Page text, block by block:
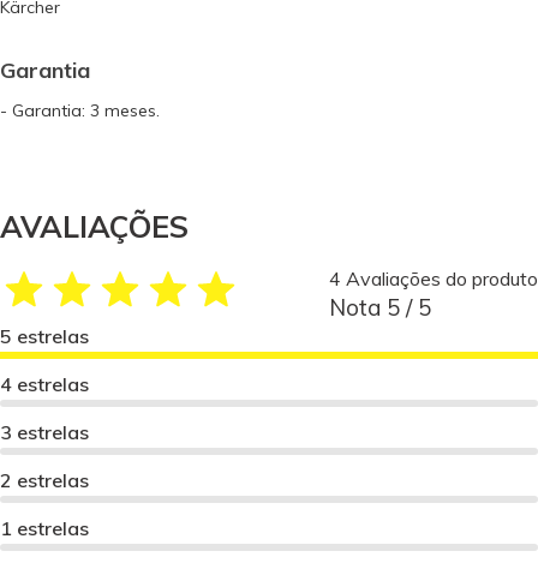
Kärcher
Garantia
- Garantia: 3 meses.
AVALIAÇÕES
4 Avaliações do produto
Nota 5 / 5
5 estrelas
4 estrelas
3 estrelas
2 estrelas
1 estrelas